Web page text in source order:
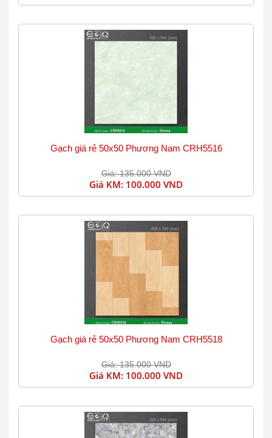
Gạch giá rẻ 50x50 Phương Nam CRH5516
Giá: 135.000 VND
Giá KM: 100.000 VND
Gạch giá rẻ 50x50 Phương Nam CRH5518
Giá: 135.000 VND
Giá KM: 100.000 VND